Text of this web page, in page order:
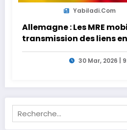
Yabiladi.com
Allemagne : Les MRE
transmission des liens
générations
30 Mar, 2026 |